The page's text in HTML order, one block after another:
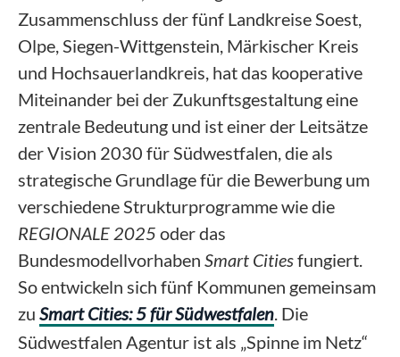
Zusammenschluss der fünf Landkreise Soest,
Olpe, Siegen-Wittgenstein, Märkischer Kreis
und Hochsauerlandkreis, hat das kooperative
Miteinander bei der Zukunftsgestaltung eine
zentrale Bedeutung und ist einer der Leitsätze
der Vision 2030 für Südwestfalen, die als
strategische Grundlage für die Bewerbung um
verschiedene Strukturprogramme wie die
REGIONALE 2025 oder das
Bundesmodellvorhaben Smart Citiesfungiert.
So entwickeln sich fünf Kommunen gemeinsam
zu Smart Cities: 5 für Südwestfalen. Die
Südwestfalen Agentur ist als „Spinne im Netz“